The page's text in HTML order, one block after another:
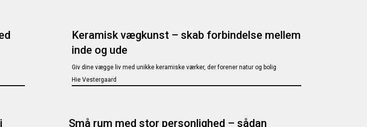
Keramisk vægkunst – skab forbindelse mellem
inde og ude
Giv dine vægge liv med unikke keramiske værker, der forener natur og bolig
Hie Vestergaard
Små rum med stor personlighed – sådan